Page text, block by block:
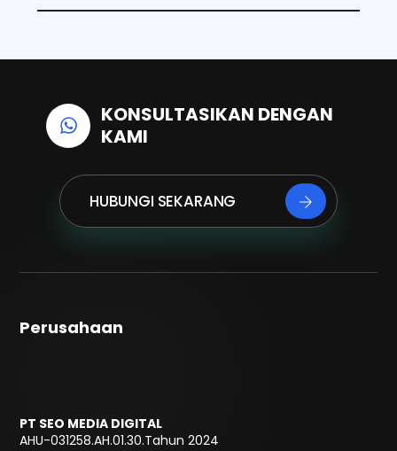
KONSULTASIKAN DENGAN
KAMI
HUBUNGI SEKARANG
Perusahaan
PT SEO MEDIA DIGITAL
AHU-031258.AH.01.30.Tahun 2024